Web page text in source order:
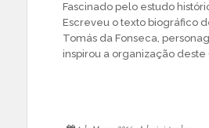
Fascinado pelo estudo
Escreveu o texto biográfico
Tomás da Fonseca,
inspirou a organização deste